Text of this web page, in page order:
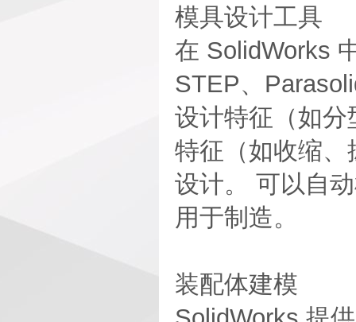
模具设计工具
在 SolidWorks
STEP、
设计特征（如
特征（如收缩
设计。 可以自
用于制造。
装配体建模